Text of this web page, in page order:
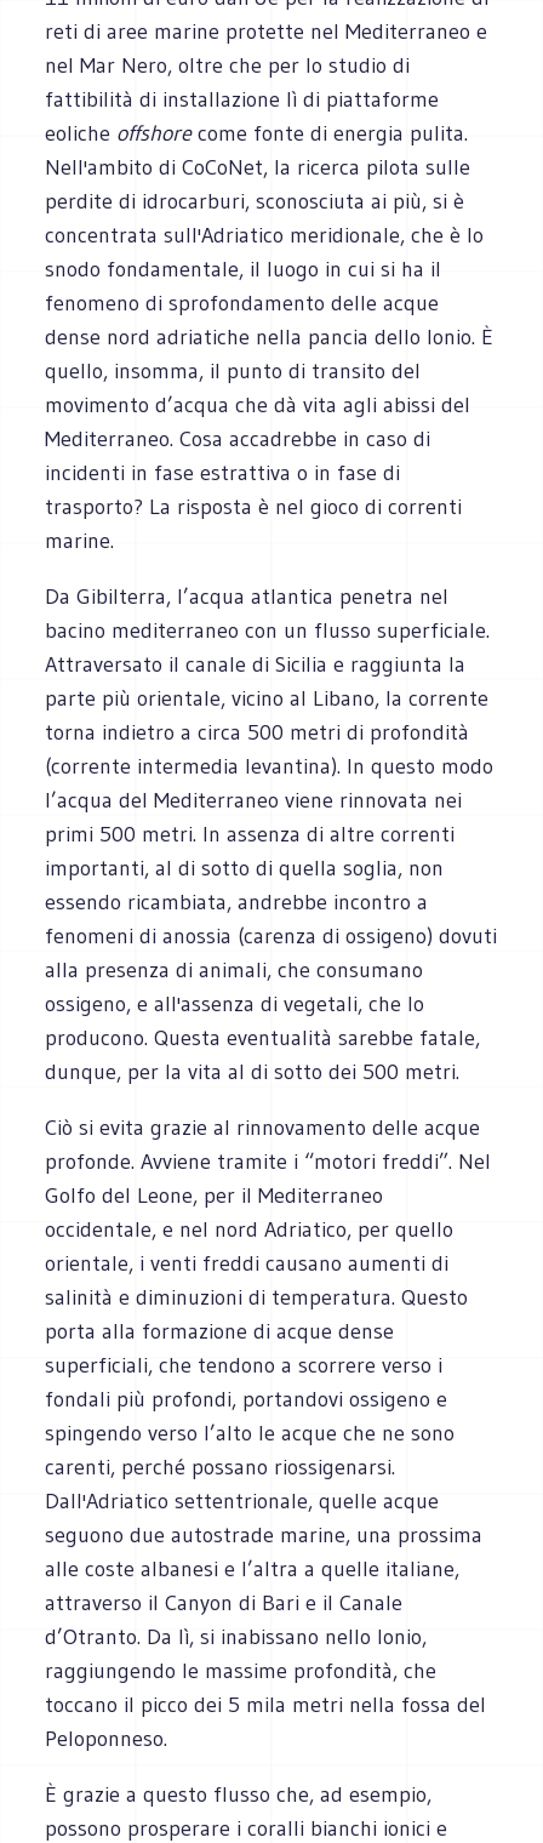
reti di aree marine protette nel Mediterraneo e
nel Mar Nero, oltre che per lo studio di
fattibilità di installazione lì di piattaforme
eoliche offshorecome fonte di energia pulita.
Nell'ambito di CoCoNet, la ricerca pilota sulle
perdite di idrocarburi, sconosciuta ai più, si è
concentrata sull'Adriatico meridionale, che è lo
snodo fondamentale, il luogo in cui si ha il
fenomeno di sprofondamento delle acque
dense nord adriatiche nella pancia dello Ionio. È
quello, insomma, il punto di transito del
movimento d’acqua che dà vita agli abissi del
Mediterraneo. Cosa accadrebbe in caso di
incidenti in fase estrattiva o in fase di
trasporto? La risposta è nel gioco di correnti
marine.
Da Gibilterra, l’acqua atlantica penetra nel
bacino mediterraneo con un flusso superficiale.
Attraversato il canale di Sicilia e raggiunta la
parte più orientale, vicino al Libano, la corrente
torna indietro a circa 500 metri di profondità
(corrente intermedia levantina). In questo modo
l’acqua del Mediterraneo viene rinnovata nei
primi 500 metri. In assenza di altre correnti
importanti, al di sotto di quella soglia, non
essendo ricambiata, andrebbe incontro a
fenomeni di anossia (carenza di ossigeno) dovuti
alla presenza di animali, che consumano
ossigeno, e all'assenza di vegetali, che lo
producono. Questa eventualità sarebbe fatale,
dunque, per la vita al di sotto dei 500 metri.
Ciò si evita grazie al rinnovamento delle acque
profonde. Avviene tramite i “motori freddi”. Nel
Golfo del Leone, per il Mediterraneo
occidentale, e nel nord Adriatico, per quello
orientale, i venti freddi causano aumenti di
salinità e diminuzioni di temperatura. Questo
porta alla formazione di acque dense
superficiali, che tendono a scorrere verso i
fondali più profondi, portandovi ossigeno e
spingendo verso l’alto le acque che ne sono
carenti, perché possano riossigenarsi.
Dall'Adriatico settentrionale, quelle acque
seguono due autostrade marine, una prossima
alle coste albanesi e l’altra a quelle italiane,
attraverso il Canyon di Bari e il Canale
d’Otranto. Da lì, si inabissano nello Ionio,
raggiungendo le massime profondità, che
toccano il picco dei 5 mila metri nella fossa del
Peloponneso.
È grazie a questo flusso che, ad esempio,
possono prosperare i coralli bianchi ionici e